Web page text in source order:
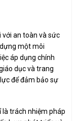
với an toàn và sức
một môi
áp dụng chính
dục và trang
để đảm bảo sự
là trách nhiệm pháp